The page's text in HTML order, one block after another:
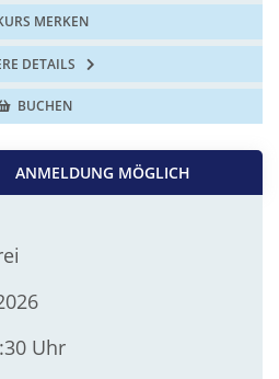
MERKEN
DETAILS
BUCHEN
ANMELDUNG MÖGLICH
Uhr